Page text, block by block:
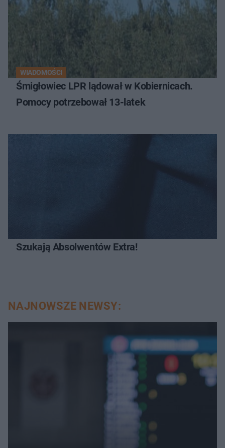
WIADOMOŚCI
Śmigłowiec LPR lądował w Kobiernicach.
Pomocy potrzebował 13-latek
Szukają Absolwentów Extra!
NAJNOWSZE NEWSY: